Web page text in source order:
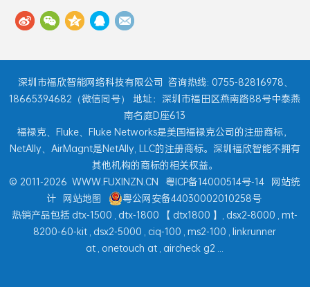
深圳市福欣智能网络科技有限公司 咨询热线: 0755-82816978、
18665394682（微信同号） 地址：深圳市福田区燕南路88号中泰燕
南名庭D座613
福禄克、Fluke、Fluke Networks是美国福禄克公司的注册商标，
NetAlly、AirMagnt是NetAlly, LLC的注册商标。深圳福欣智能不拥有
其他机构的商标的相关权益。
© 2011-2026 WWW.FUXINZN.CN 粤ICP备14000514号-14 网站统
计 网站地图
粤公网安备44030002010258号
热销产品包括 dtx-1500 , dtx-1800 【 dtx1800 】, dsx2-8000 , mt-
8200-60-kit , dsx2-5000 , ciq-100 , ms2-100 , linkrunner
at , onetouch at , aircheck g2 ...